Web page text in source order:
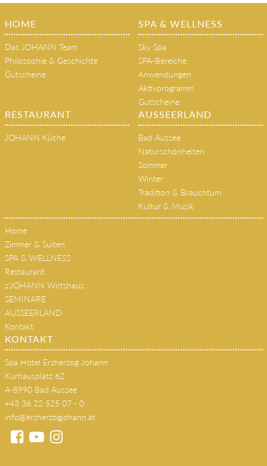
HOME
Das JOHANN Team
Philosophie & Geschichte
Gutscheine
SPA & WELLNESS
Sky Spa
SPA-Bereiche
Anwendungen
Aktivprogramm
Gutscheine
RESTAURANT
JOHANN Küche
AUSSEERLAND
Bad Aussee
Naturschönheiten
Sommer
Winter
Tradition & Brauchtum
Kultur & Musik
Home
Zimmer & Suiten
SPA & WELLNESS
Restaurant
s'JOHANN Wirtshaus
SEMINARE
AUSSEERLAND
Kontakt
KONTAKT
Spa Hotel Erzherzog Johann
Kurhausplatz 62
A-8990 Bad Aussee
+43 36 22 525 07 - 0
info@erzherzogjohann.at